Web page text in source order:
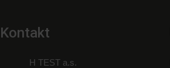
Kontakt
H TEST a.s.